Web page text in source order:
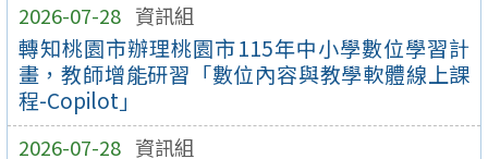
2026-07-28 資訊組
轉知桃園市辦理桃園市115年中小學數位學習計
畫，教師增能研習「數位內容與教學軟體線上課
程-Copilot」
2026-07-28 資訊組